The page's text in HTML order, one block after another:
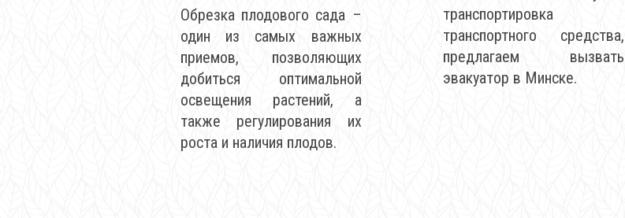
Обрезка плодового сада –
один из самых важных
приемов, позволяющих
добиться оптимальной
освещения растений, а
также регулирования их
роста и наличия плодов.
транспортировка
транспортного средства,
предлагаем вызвать
эвакуатор в Минске.